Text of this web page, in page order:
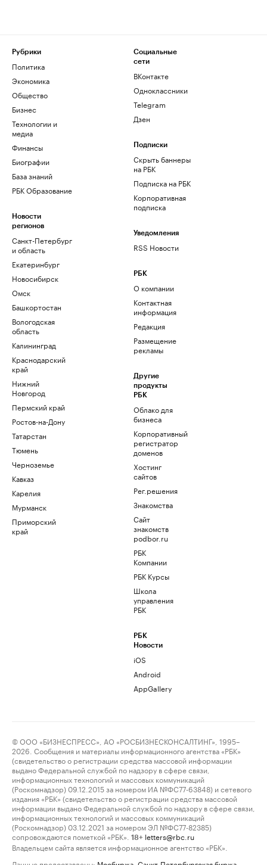
Рубрики
Политика
Экономика
Общество
Бизнес
Технологии и
медиа
Финансы
Биографии
База знаний
РБК Образование
Новости
регионов
Санкт-Петербург
и область
Екатеринбург
Новосибирск
Омск
Башкортостан
Вологодская
область
Калининград
Краснодарский
край
Нижний
Новгород
Пермский край
Ростов-на-Дону
Татарстан
Тюмень
Черноземье
Кавказ
Карелия
Мурманск
Приморский
край
Социальные
сети
ВКонтакте
Одноклассники
Telegram
Дзен
Подписки
Скрыть баннеры
на РБК
Подписка на РБК
Корпоративная
подписка
Уведомления
RSS Новости
РБК
О компании
Контактная
информация
Редакция
Размещение
рекламы
Другие
продукты
РБК
Облако для
бизнеса
Корпоративный
регистратор
доменов
Хостинг
сайтов
Рег.решения
Знакомства
Сайт
знакомств
podbor.ru
РБК
Компании
РБК Курсы
Школа
управления
РБК
РБК
Новости
iOS
Android
AppGallery
© ООО «БИЗНЕСПРЕСС», АО «РОСБИЗНЕСКОНСАЛТИНГ», 1995–
2026. Сообщения и материалы информационного агентства «РБК»
(свидетельство о регистрации средства массовой информации
выдано Федеральной службой по надзору в сфере связи,
информационных технологий и массовых коммуникаций
(Роскомнадзор) 09.12.2015 за номером ИА №ФС77-63848) и сетевого
издания «РБК» (свидетельство о регистрации средства массовой
информации выдано Федеральной службой по надзору в сфере связи,
информационных технологий и массовых коммуникаций
(Роскомнадзор) 03.12.2021 за номером ЭЛ №ФС77-82385)
сопровождаются пометкой «РБК».
18+ letters@rbc.ru
Владельцем сайта является информационное агентство «РБК».